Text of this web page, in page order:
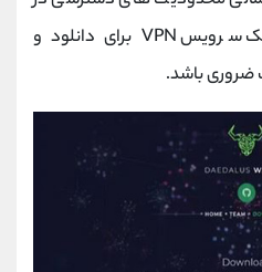
برخی مناطق، استفاده از یک سرویس VPN برای دانلود و
ضروری باشد.